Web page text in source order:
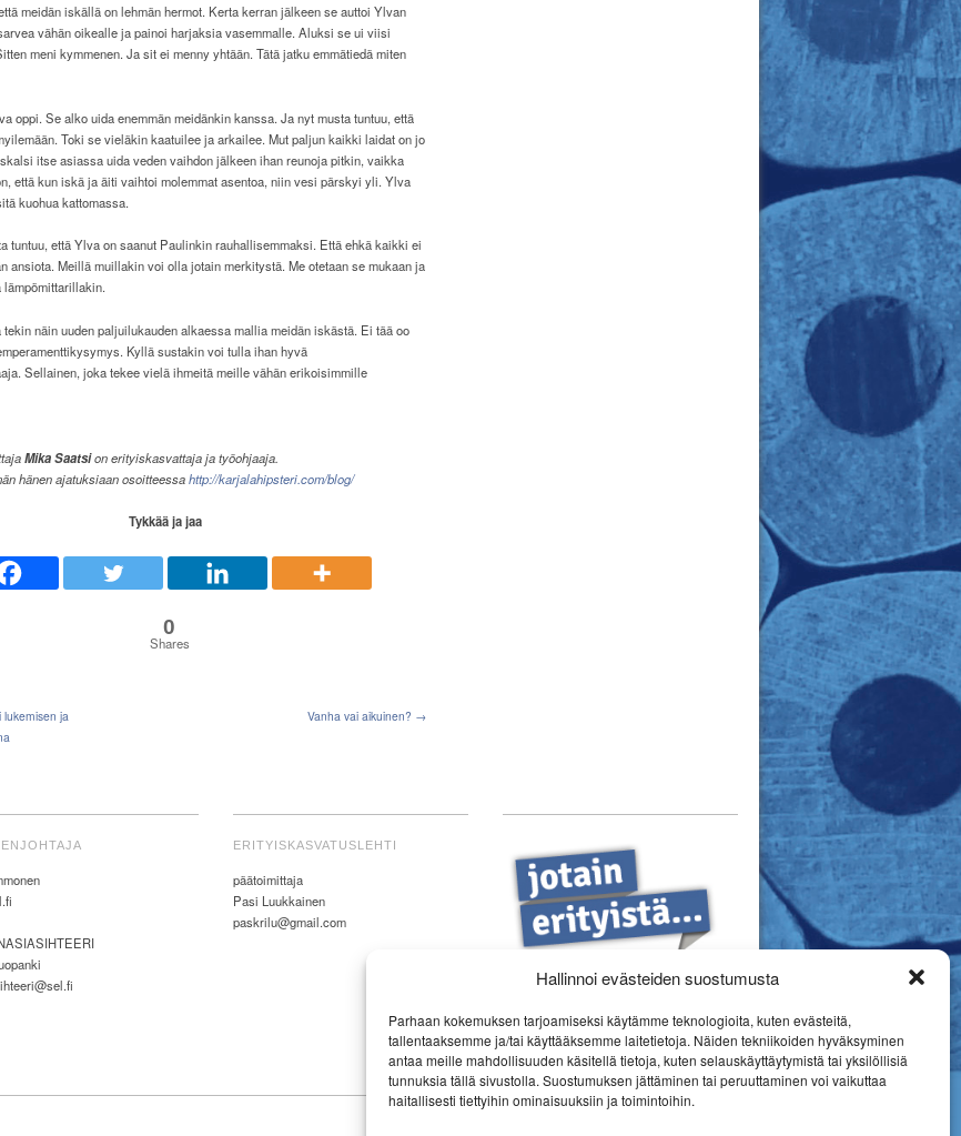
Hallinnoi evästeiden suostumusta
Parhaan kokemuksen tarjoamiseksi käytämme teknologioita, kuten evästeitä,
tallentaaksemme ja/tai käyttääksemme laitetietoja. Näiden tekniikoiden hyväksyminen
antaa meille mahdollisuuden käsitellä tietoja, kuten selauskäyttäytymistä tai yksilöllisiä
tunnuksia tällä sivustolla. Suostumuksen jättäminen tai peruuttaminen voi vaikuttaa
haitallisesti tiettyihin ominaisuuksiin ja toimintoihin.
meidän iskällä on lehmän hermot. Kerta kerran jälkeen se auttoi Ylvan
vähän oikealle ja painoi harjaksia vasemmalle. Aluksi se ui viisi
meni kymmenen. Ja sit ei menny yhtään. Tätä jatku emmätiedä miten
oppi. Se alko uida enemmän meidänkin kanssa. Ja nyt musta tuntuu, että
Toki se vieläkin kaatuilee ja arkailee. Mut paljun kaikki laidat on jo
itse asiassa uida veden vaihdon jälkeen ihan reunoja pitkin, vaikka
että kun iskä ja äiti vaihtoi molemmat asentoa, niin vesi pärskyi yli. Ylva
kuohua kattomassa.
tuntuu, että Ylva on saanut Paulinkin rauhallisemmaksi. Että ehkä kaikki ei
ansiota. Meillä muillakin voi olla jotain merkitystä. Me otetaan se mukaan ja
lämpömittarillakin.
näin uuden paljuilukauden alkaessa mallia meidän iskästä. Ei tää oo
Kyllä sustakin voi tulla ihan hyvä
Sellainen, joka tekee vielä ihmeitä meille vähän erikoisimmille
Mika Saatsion erityiskasvattaja ja työohjaaja.
hänen ajatuksiaan osoitteessahttp://karjalahipsteri.com/blog/
Tykkää ja jaa
0
Shares
ja
Vanha vai aikuinen? →
ERITYISKASVATUSLEHTI
päätoimittaja
Pasi Luukkainen
paskrilu@gmail.com